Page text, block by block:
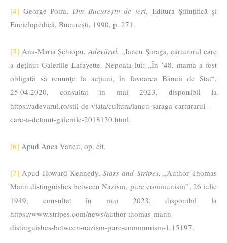
[4] George Potra, Din Bucureștii de ieri, Editura Științifică și
Enciclopedică, București, 1990, p. 271.
[5] Ana-Maria Șchiopu,Adevărul, „Iancu Şaraga, cărturarul care
a deţinut Galeriile Lafayette. Nepoata lui: „În ’48, mama a fost
obligată să renunţe la acţiuni, în favoarea Băncii de Stat“,
25.04.2020, consultat în mai 2023, disponibil la
https://adevarul.ro/stil-de-viata/cultura/iancu-saraga-carturarul-
care-a-detinut-galeriile-2018130.html.
[6] Apud Anca Vancu, op. cit.
[7] Apud Howard Kennedy, Stars and Stripes, „Author Thomas
Mann distinguishes between Nazism, pure communism”, 26 iulie
1949, consultat în mai 2023, disponibil la
https://www.stripes.com/news/author-thomas-mann-
distinguishes-between-nazism-pure-communism-1.15197.